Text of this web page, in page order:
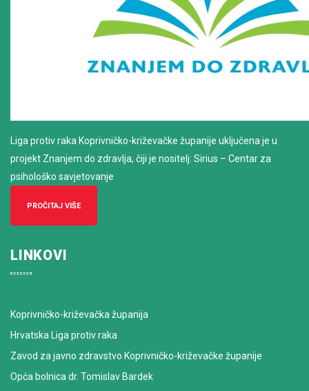
Liga protiv raka Koprivničko-križevačke županije uključena je u
projekt Znanjem do zdravlja, čiji je nositelj: Sirius – Centar za
psihološko savjetovanje
PROČITAJ VIŠE
LINKOVI
Koprivničko-križevačka županija
Hrvatska Liga protiv raka
Zavod za javno zdravstvo Koprivničko-križevačke županije
Opća bolnica dr. Tomislav Bardek